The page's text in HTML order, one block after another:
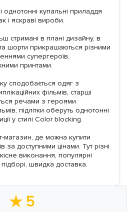
однотонні купальні приладдя
і яскраві вироби.
стримані в плані дизайну, в
шорти прикрашаються різними
супергероїв,
принтами.
сподобається одяг з
фільмів, старші
речами з героями
підлітки оберуть однотонні
у стилі Сolor blocking.
магазин, де можна купити
за доступними цінами. Тут різні
виконання, популярні
швидка доставка.
★ 5